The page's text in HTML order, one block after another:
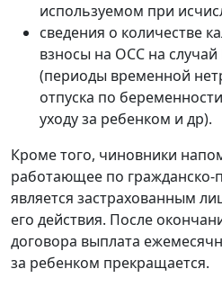
используемом при
сведения о количестве
взносы на ОСС на
(периоды временной
отпуска по
уходу за ребенком и др).
Кроме того, чиновники
работающее по гражданско-
является застрахованным
его действия. После
договора выплата
за ребенком прекращается.